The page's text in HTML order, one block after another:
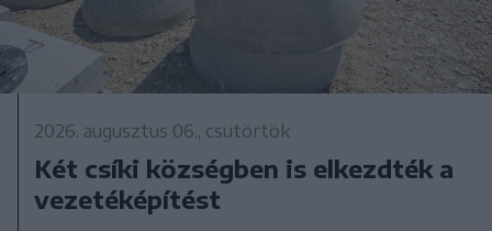
2026. augusztus 06., csütörtök
Két csíki községben is elkezdték a
vezetéképítést